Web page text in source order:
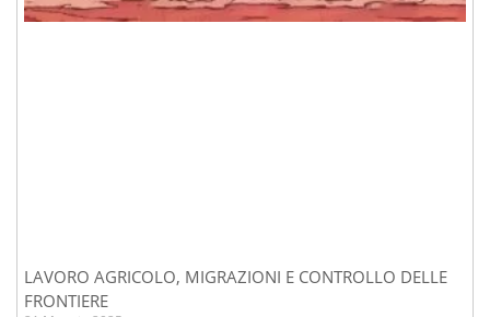
LAVORO AGRICOLO, MIGRAZIONI E CONTROLLO DELLE
FRONTIERE